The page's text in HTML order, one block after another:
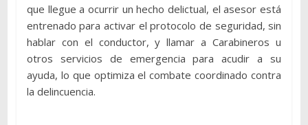
que llegue a ocurrir un hecho delictual, el asesor está
entrenado para activar el protocolo de seguridad, sin
hablar con el conductor, y llamar a Carabineros u
otros servicios de emergencia para acudir a su
ayuda, lo que optimiza el combate coordinado contra
la delincuencia.